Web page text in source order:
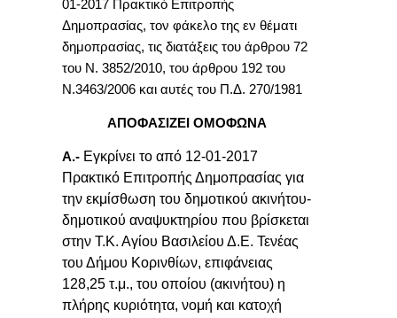
01-2017 Πρακτικό Επιτροπής
Δημοπρασίας, τον φάκελο της εν θέματι
δημοπρασίας, τις διατάξεις του άρθρου 72
του Ν. 3852/2010, του άρθρου 192 του
Ν.3463/2006 και αυτές του Π.Δ. 270/1981
ΑΠΟΦΑΣΙΖΕΙ ΟΜΟΦΩΝΑ
Α.- Εγκρίνει το από 12-01-2017
Πρακτικό Επιτροπής Δημοπρασίας για
την εκμίσθωση του δημοτικού ακινήτου-
δημοτικού αναψυκτηρίου που βρίσκεται
στην Τ.Κ. Αγίου Βασιλείου Δ.Ε. Τενέας
του Δήμου Κορινθίων, επιφάνειας
128,25 τ.μ., του οποίου (ακινήτου) η
πλήρης κυριότητα, νομή και κατοχή